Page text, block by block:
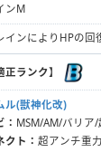
ンM
インによりHPの回
正ランク】
ル(獣神化改)
： MSM/AM/バリア
クト： 超アンチ重